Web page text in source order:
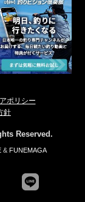
ポリシー
針
Reserved.
& FUNEMAGA
line